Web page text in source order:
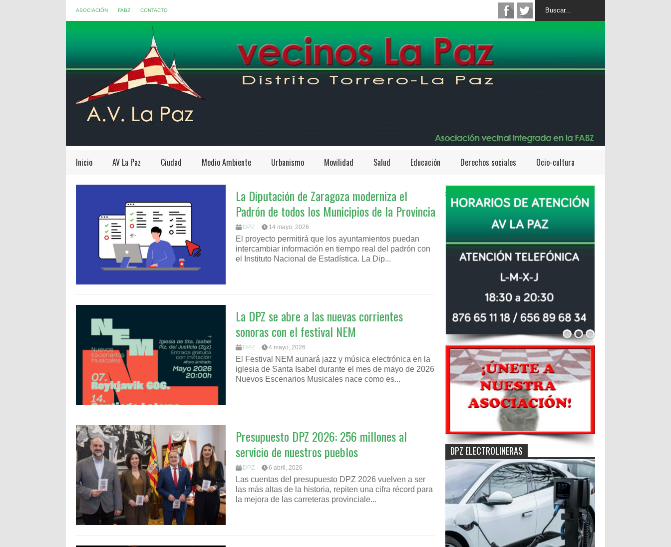
ASOCIACIÓN FABZ CONTACTO
Inicio AV La Paz Ciudad Medio Ambiente Urbanismo Movilidad Salud Educación Derechos sociales Ocio-cultura
La Diputación de Zaragoza moderniza el
Padrón de todos los Municipios de la Provincia
DPZ 14 mayo, 2026
El proyecto permitirá que los ayuntamientos puedan
intercambiar información en tiempo real del padrón con
el Instituto Nacional de Estadística. La Dip...
La DPZ se abre a las nuevas corrientes
sonoras con el festival NEM
DPZ 4 mayo, 2026
El Festival NEM aunará jazz y música electrónica en la
iglesia de Santa Isabel durante el mes de mayo de 2026
Nuevos Escenarios Musicales nace como es...
Presupuesto DPZ 2026: 256 millones al
servicio de nuestros pueblos
DPZ 6 abril, 2026
Las cuentas del presupuesto DPZ 2026 vuelven a ser
las más altas de la historia, repiten una cifra récord para
la mejora de las carreteras provinciale...
DPZ ELECTROLINERAS